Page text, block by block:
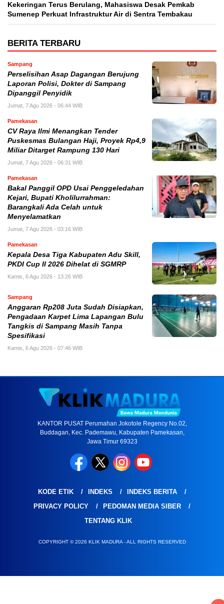
Kekeringan Terus Berulang, Mahasiswa Desak Pemkab
Sumenep Perkuat Infrastruktur Air di Sentra Tembakau
BERITA TERBARU
Sampang
Perselisihan Asap Dagangan Berujung
Laporan Polisi, Dokter di Sampang
Dipanggil Penyidik
Jumat, 7 Agu 2026 - 06:44 WIB
Pamekasan
CV Raya Ilmi Menangkan Tender
Puskesmas Bulangan Haji, Proyek Rp4,9
Miliar Ditarget Rampung 130 Hari
Jumat, 7 Agu 2026 - 06:31 WIB
Pamekasan
Bakal Panggil OPD Usai Penggeledahan
Kejari, Bupati Kholilurrahman:
Barangkali Ada Celah untuk
Menyelamatkan
Jumat, 7 Agu 2026 - 03:16 WIB
Pamekasan
Kepala Desa Tiga Kabupaten Adu Skill,
PKDI Cup II 2026 Dihelat di SGMRP
Kamis, 6 Agu 2026 - 13:26 WIB
Sampang
Anggaran Rp208 Juta Sudah Disiapkan,
Pengadaan Karpet Lima Lapangan Bulu
Tangkis di Sampang Masih Tanpa
Spesifikasi
Kamis, 6 Agu 2026 - 07:46 WIB
KANTOR PUSAT Perumahan Jokotole Regency No.02,
Buddagan, Kec. Pademawu, Kabupaten Pamekasan,
Jawa Timur 69323
KODE ETIK INDEKS
INDEKS BERITA
PRIVACY POLICY
PEDOMAN MEDIA SIBER
TENTANG KLIK
COPYRIGHT © 2026 KLIK MADURA - ALL RIGHTS RESERVED